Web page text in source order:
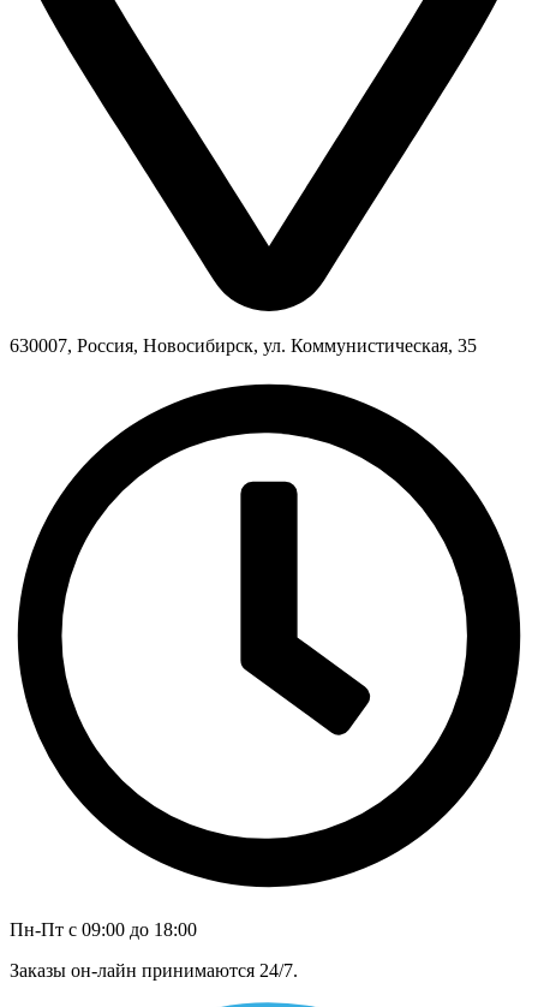
630007, Россия, Новосибирск, ул. Коммунистическая, 35
Пн-Пт с 09:00 до 18:00
Заказы он-лайн принимаются 24/7.